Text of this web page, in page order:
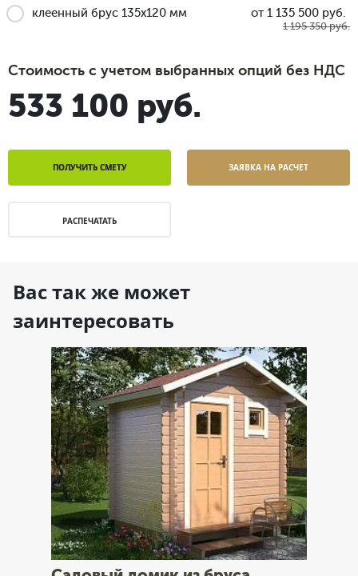
клеенный брус 135x120 мм от 1 135 500 руб.
1 195 350 руб.
Стоимость с учетом выбранных опций без НДС
533 100 руб.
ПОЛУЧИТЬ СМЕТУ ЗАЯВКА НА РАСЧЕТ
РАСПЕЧАТАТЬ
Вас так же может
заинтересовать